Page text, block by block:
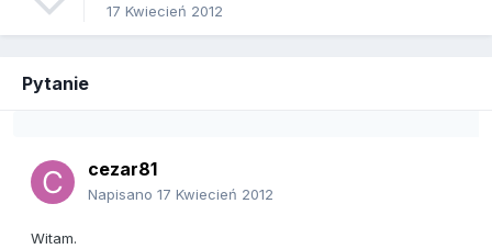
17 Kwiecień 2012
Pytanie
cezar81
Napisano 17 Kwiecień 2012
Witam.